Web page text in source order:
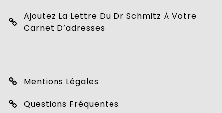
Ajoutez La Lettre Du Dr Schmitz À Votre
Carnet D’adresses
Mentions Légales
Questions Fréquentes